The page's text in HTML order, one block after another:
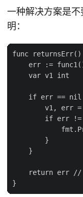
一种解决方案是
明：
func
err :=
    var v1 int
if err == nil
v1, err
if err !=
        }
    }
return err